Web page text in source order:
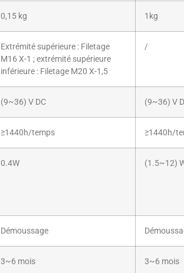
0,15 kg 1kg
Extrémité supérieure : Filetage
M16 X-1 ; extrémité supérieure
inférieure : Filetage M20 X-1,5
/
(9~36) V DC (9~36) V
≥1440h/temps ≥1440h/
0.4W (1.5~12)
Démoussage
3~6 mois 3~6 mois